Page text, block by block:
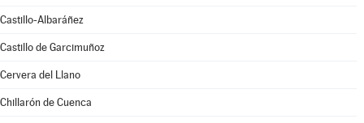
Castillo-Albaráñez
Castillo de Garcimuñoz
Cervera del Llano
Chillarón de Cuenca